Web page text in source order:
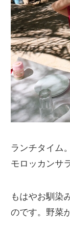
ランチタイム。
モロッカンサ
もはやお馴染
のです。野菜